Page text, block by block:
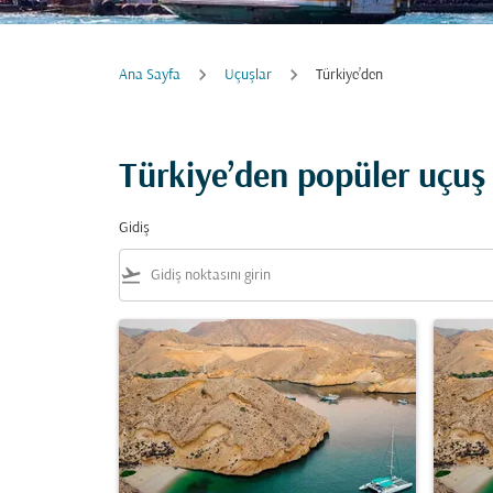
Ana Sayfa Uçuşlar Türkiye’den
Türkiye’den popüler uçuş
Gidiş
flight_takeoff